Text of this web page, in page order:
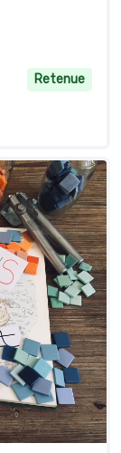
Retenue